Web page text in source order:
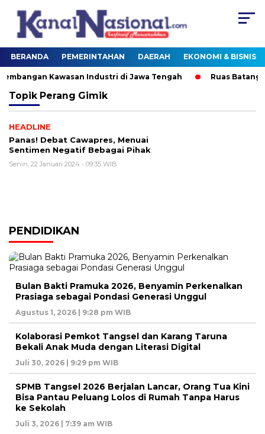
BERANDA PEMERINTAHAN DAERAH EKONOMI & BISNIS
Kawasan Industri di Jawa Tengah Ruas
Topik Perang Gimik
HEADLINE
Panas! Debat Cawapres, Menuai
Sentimen Negatif Bebagai Pihak
Senin, 22 Januari 2024 - 09:35 WIB
PENDIDIKAN
Bulan Bakti Pramuka 2026, Benyamin Perkenalkan
Prasiaga sebagai Pondasi Generasi Unggul
Agustus 1, 2026 | 9:28 pm WIB
Kolaborasi Pemkot Tangsel dan Karang Taruna
Bekali Anak Muda dengan Literasi Digital
Juli 30, 2026 | 9:29 pm WIB
SPMB Tangsel 2026 Berjalan Lancar, Orang Tua Kini
Bisa Pantau Peluang Lolos di Rumah Tanpa Harus
ke Sekolah
Juli 3, 2026 | 7:39 am WIB